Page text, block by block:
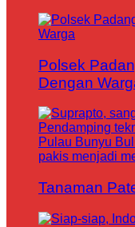
Polsek
Dengan
Tanaman